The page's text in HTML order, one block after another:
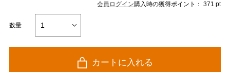
会員ログイン購入時の獲得ポイント： 371 pt
数量
カートに入れる